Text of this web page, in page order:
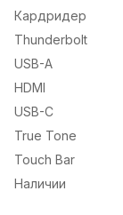
Кардридер
Thunderbolt
USB-A
HDMI
USB-С
True Tone
Touch Bar
Наличии